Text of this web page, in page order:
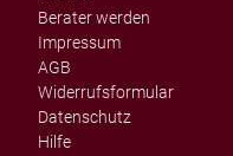
Berater werden
Impressum
AGB
Widerrufsformular
Datenschutz
Hilfe